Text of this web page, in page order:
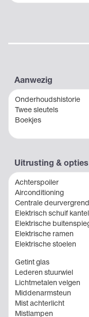
Aanwezig
Onderhoudshistorie
Twee sleutels
Boekjes
Uitrusting & opties
Achterspoiler
Airconditioning
Centrale
Elektrisch schuif
Elektrische
Elektrische ramen
Elektrische stoelen
Getint glas
Lederen stuurwiel
Lichtmetalen velgen
Middenarmsteun
Mist achterlicht
Mistlampen